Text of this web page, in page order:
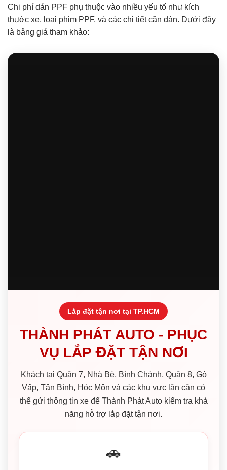
Chi phí dán PPF phụ thuộc vào nhiều yếu tố như kích
thước xe, loại phim PPF, và các chi tiết cần dán. Dưới đây
là bảng giá tham khảo:
Lắp đặt tận nơi tại TP.HCM
THÀNH PHÁT AUTO - PHỤC
VỤ LẮP ĐẶT TẬN NƠI
Khách tại Quận 7, Nhà Bè, Bình Chánh, Quận 8, Gò
Vấp, Tân Bình, Hóc Môn và các khu vực lân cận có
thể gửi thông tin xe để Thành Phát Auto kiểm tra khả
năng hỗ trợ lắp đặt tận nơi.
🚗